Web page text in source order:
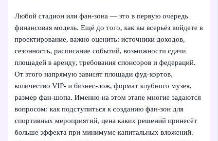
Любой стадион или фан-зона — это в первую очередь
финансовая модель. Ещё до того, как вы всерьёз войдете в
проектирование, важно оценить: источники доходов,
сезонность, расписание событий, возможности сдачи
площадей в аренду, требования спонсоров и федераций.
От этого напрямую зависят площади фуд-кортов,
количество VIP- и бизнес-лож, формат клубного музея,
размер фан-шопа. Именно на этом этапе многие задаются
вопросом: как подступиться к созданию фан-зон для
спортивных мероприятий, цена каких решений принесёт
больше эффекта при минимуме капитальных вложений.